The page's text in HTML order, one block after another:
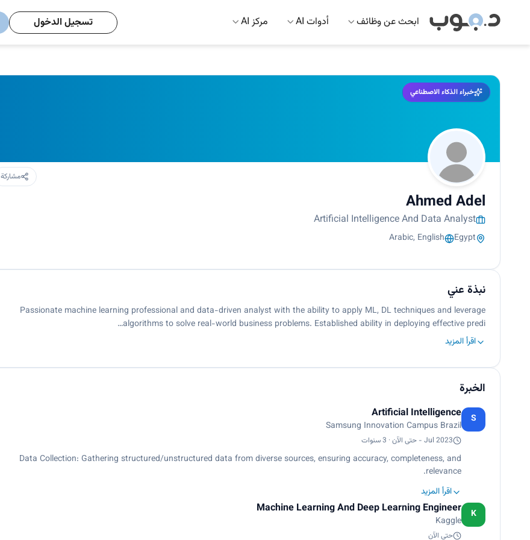
ابحث عن وظائف أدوات AI مركز AI تسجيل الدخول
خبراء الذكاء الاصطناعي
مشاركة
Ahmed Adel
Artificial Intelligence And Data Analyst
Egypt
Arabic, English
نبذة عني
Passionate machine learning professional and data-driven analyst with the ability to apply ML, DL techniques and leverage
algorithms to solve real-world business problems. Established ability in deploying effective predi…
اقرأ المزيد
الخبرة
S
Artificial Intelligence
Samsung Innovation Campus Brazil
Jul 2023 - حتى الآن · 3 سنوات
Data Collection: Gathering structured/unstructured data from diverse sources, ensuring accuracy, completeness, and
relevance.
Data Cleaning and Preprocessing: Preparing data by removing inconsistencies, handling missing values, standardizing
formats, and transforming raw data into usable formats for analysis.
Exploratory Data Analysis (EDA): Utilizing statistical techniques and visualization tools to identify patterns, trends, and
اقرأ المزيد
K
Machine Learning And Deep Learning Engineer
Kaggle
حتى الآن